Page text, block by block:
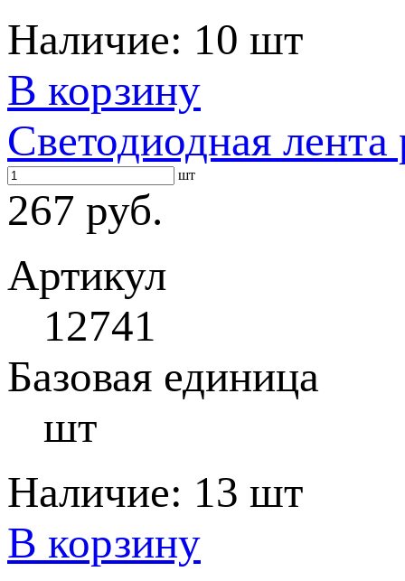
Наличие: 10 шт
В корзину
Светодиодная
шт
267 руб.
Артикул
12741
Базовая единица
шт
Наличие: 13 шт
В корзину